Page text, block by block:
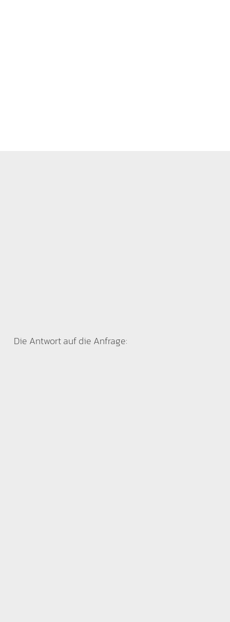
Die Antwort auf die Anfrage: